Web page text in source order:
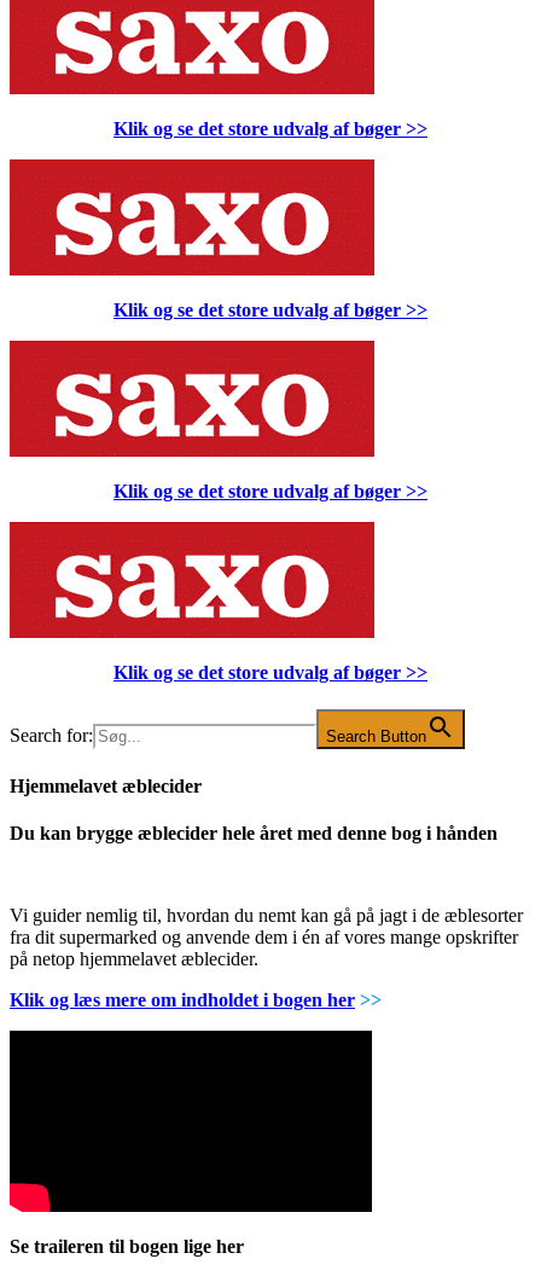
Klik og se det store udvalg af bøger >>
Klik og se det store udvalg af bøger >>
Klik og se det store udvalg af bøger >>
Klik og se det store udvalg af bøger >>
Search for: Search Button
Hjemmelavet æblecider
Du kan brygge æblecider hele året med denne bog i hånden
Vi guider nemlig til, hvordan du nemt kan gå på jagt i de æblesorter
fra dit supermarked og anvende dem i én af vores mange opskrifter
på netop hjemmelavet æblecider.
Klik og læs mere om indholdet i bogen her >>
Se traileren til bogen lige her